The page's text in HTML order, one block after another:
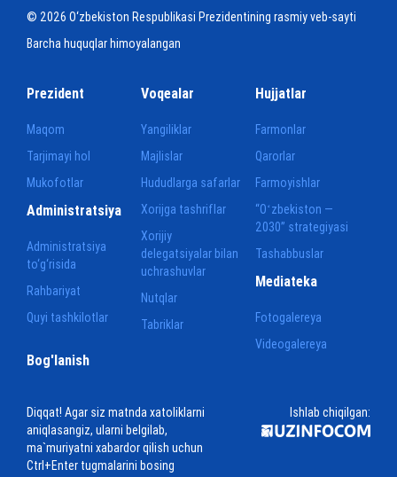
© 2026 O‘zbekiston Respublikasi Prezidentining rasmiy veb-sayti
Barcha huquqlar himoyalangan
Prezident
Maqom
Tarjimayi hol
Mukofotlar
Voqealar
Yangiliklar
Majlislar
Hududlarga safarlar
Xorijga tashriflar
Xorijiy
delegatsiyalar bilan
uchrashuvlar
Nutqlar
Tabriklar
Hujjatlar
Farmonlar
Qarorlar
Farmoyishlar
“Oʻzbekiston —
2030” strategiyasi
Tashabbuslar
Administratsiya
Administratsiya
to‘g‘risida
Rahbariyat
Quyi tashkilotlar
Mediateka
Fotogalereya
Videogalereya
Bog'lanish
Diqqat! Agar siz matnda xatoliklarni
aniqlasangiz, ularni belgilab,
ma`muriyatni xabardor qilish uchun
Ctrl+Enter tugmalarini bosing
Ishlab chiqilgan: